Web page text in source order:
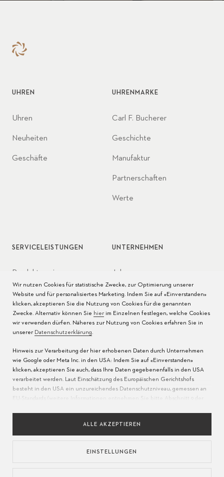
UHREN
Uhren
Neuheiten
Geschäfte
UHRENMARKE
Carl F. Bucherer
Geschichte
Manufaktur
Partnerschaften
Werte
SERVICELEISTUNGEN
Produktservice
Pflege der Uhr
Bedienungsanleitungen
FAQ
Servicezentren
UNTERNEHMEN
Jobs
Presse
Kontakt
Wir nutzen Cookies für statistische Zwecke, zur Optimierung unserer
Website und für personalisiertes Marketing. Indem Sie auf «Einverstanden»
klicken, akzeptieren Sie die Nutzung von Cookies für die genannten
Zwecke. Alternativ können Sie hierim Einzelnen festlegen, welche Cookies
wir verwenden dürfen. Näheres zur Nutzung von Cookies erfahren Sie in
unserer Datenschutzerklärung.
Hinweis zur Verarbeitung der hier erhobenen Daten durch Unternehmen
wie Google oder Meta Inc. in den USA: Indem Sie auf «Einverstanden»
klicken, akzeptieren Sie auch, dass Ihre Daten gegebenenfalls in den USA
verarbeitet werden. Laut Einschätzung des Europäischen Gerichtshofs
besteht in den USA ein unzureichendes Datenschutzniveau, gemessen an
EU-Standards (weitere Informationen entnehmen Sie bitte Abschnitt 9 der
nicht wie oben beschrieben in die USA übermittelt werden.
ALLE AKZEPTIEREN
EINSTELLUNGEN